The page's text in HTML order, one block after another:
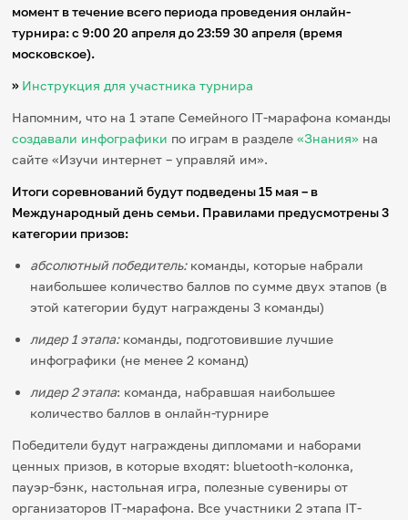
момент в течение всего периода проведения онлайн-
турнира: с 9:00 20 апреля до 23:59 30 апреля (время
московское).
» Инструкция для участника турнира
Напомним, что на 1 этапе Семейного IT-марафона команды
создавали инфографики по играм в разделе«Знания» на
сайте «Изучи интернет – управляй им».
Итоги соревнований будут подведены 15 мая – в
Международный день семьи. Правилами предусмотрены 3
категории призов:
абсолютный победитель:команды, которые набрали
наибольшее количество баллов по сумме двух этапов (в
этой категории будут награждены 3 команды)
лидер 1 этапа:команды, подготовившие лучшие
инфографики (не менее 2 команд)
лидер 2 этапа: команда, набравшая наибольшее
количество баллов в онлайн-турнире
Победители будут награждены дипломами и наборами
ценных призов, в которые входят: bluetooth-колонка,
пауэр-бэнк, настольная игра, полезные сувениры от
организаторов IT-марафона. Все участники 2 этапа IT-